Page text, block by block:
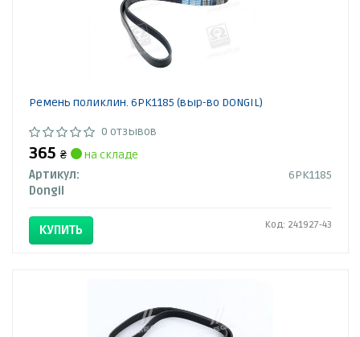
Ремень поликлин. 6PK1185 (выр-во DONGIL)
0 отзывов
365 ₴
на складе
Артикул:
6PK1185
Dongil
КУПИТЬ Код: 241927-43